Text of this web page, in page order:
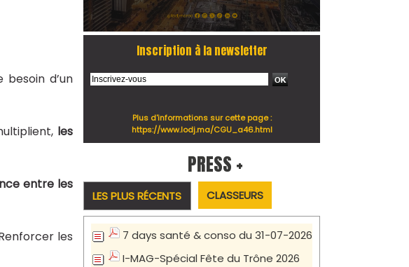
besoin d’un
les
entre les
les
Inscription à la newsletter
Plus d'informations sur cette page :
https://www.lodj.ma/CGU_a46.html
PRESS +
LES PLUS RÉCENTS CLASSEURS
7 days santé & conso du 31-07-2026
I-MAG-Spécial Fête du Trône 2026